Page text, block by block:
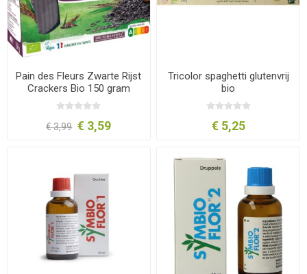
Pain des Fleurs Zwarte Rijst
Crackers Bio 150 gram
€ 3,99 € 3,59
Tricolor spaghetti glutenvrij
bio
€ 5,25